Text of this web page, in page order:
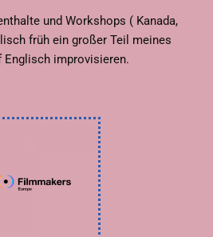
und Workshops ( Kanada,
früh ein großer Teil meines
Englisch improvisieren.